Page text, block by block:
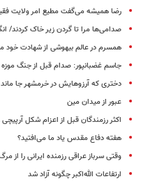
رضا همیشه می‌گفت مطیع امر ولایت
صدامی‌ها مرا تا گردن زیر خاک کردند/
همسرم در عالم بیهوشی از شهادت خود
جاسم غضبانپور: صدام قبل از جنگ
دختری که آرزوهایش در خرمشهر جا ماند
عبور از میدان مین
اکثر رزمندگان قبل از اعزام شکل
هفته دفاع مقدس یاد ما می‌افتید؟
وقتی سرباز عراقی رزمنده ایرانی را از
ارتفاعات الله‌اکبر چگونه آزاد شد